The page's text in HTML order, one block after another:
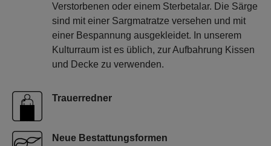
Verstorbenen oder einem Sterbetalar. Die Särge
sind mit einer Sargmatratze versehen und mit
einer Bespannung ausgekleidet. In unserem
Kulturraum ist es üblich, zur Aufbahrung Kissen
und Decke zu verwenden.
Trauerredner
Neue Bestattungsformen